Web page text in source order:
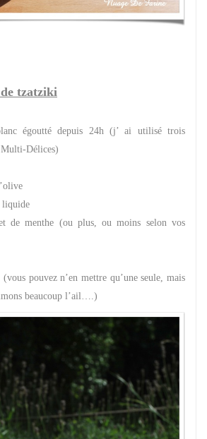
tzatziki
égoutté depuis 24h (j’ ai utilisé trois
Multi-Délices)
liquide
de menthe (ou plus, ou moins selon vos
(vous pouvez n’en mettre qu’une seule, mais
beaucoup l’ail….)